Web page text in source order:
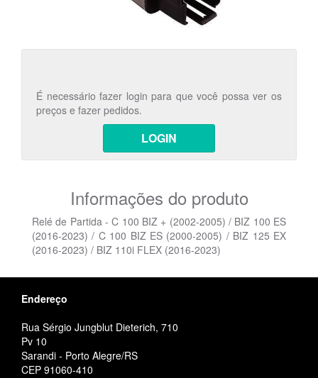
É necessário fazer login para que você possa ver os
preços e fazer pedidos.
LOGIN
Informações do produto
Relé de Partida - C 100 BIZ + (2002-2005) / BIZ 100 ES
(2016-2023) / C 100 BIZ ES (2000-2005) / BIZ 125 EX
(2016-2023) / BIZ 110i FLEX (2016-2023)
Endereço
Rua Sérgio Jungblut Dieterich, 710
Pv 10
Sarandi - Porto Alegre/RS
CEP 91060-410